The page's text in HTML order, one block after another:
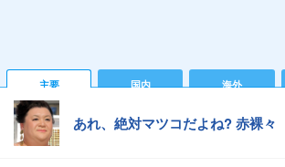
主要 国内 海外
あれ、絶対マツコだよね? 赤裸々